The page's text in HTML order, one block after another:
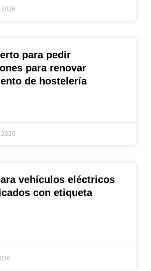
para pedir
para renovar
de hostelería
vehículos eléctricos
con etiqueta